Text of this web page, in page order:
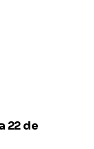
22 de